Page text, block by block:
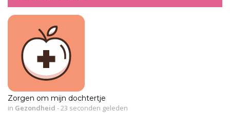
Zorgen om mijn dochtertje
in Gezondheid - 23 seconden geleden